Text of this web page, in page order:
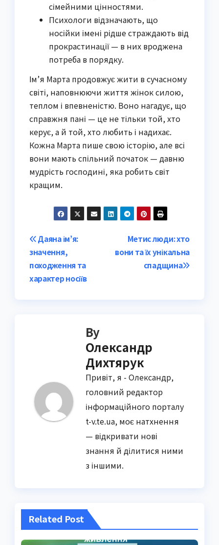
сімейними цінностями.
Психологи відзначають, що
носійки імені рідше страждають від
прокрастинації — в них вроджена
потреба в порядку.
Ім’я Марта продовжує жити в сучасному
світі, наповнюючи життя жінок силою,
теплом і впевненістю. Воно нагадує, що
справжня пані — це не тільки той, хто
керує, а й той, хто любить і надихає.
Кожна Марта пише свою історію, але всі
вони мають спільний початок — давню
мудрість господині, яка робить світ
кращим.
Post
navigation
Метис люди: хто
вони та їх унікальна
спадщина
Даяна ім’я:
значення,
походження та
характер носіїв
By
Олександр
Дихтярук
Привіт, я - Олександр,
головний редактор
інформаційного порталу
t-v.te.ua, моє натхнення
— відкривати нові
знання й ділитися ними
з іншими.
Related Post